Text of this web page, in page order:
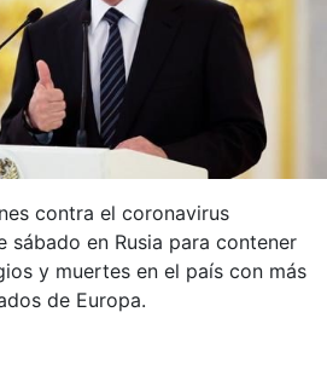
contra el coronavirus
sábado en Rusia para contener
y muertes en el país con más
de Europa.